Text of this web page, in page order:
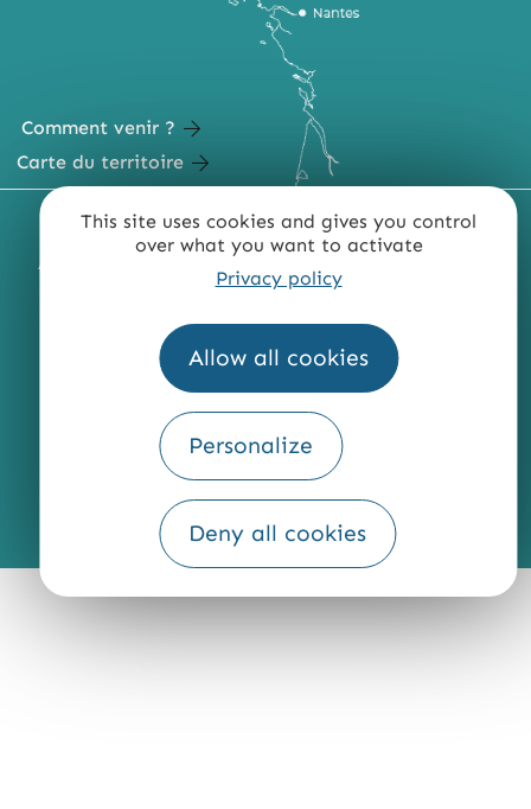
This site uses cookies and gives you control
over what you want to activate
Privacy policy
Allow all cookies
Personalize
Deny all cookies
Comment venir ?
Carte du territoire
MENTIONS LÉGALES PLAN DU SITE
ACCESSIBILITÉ : NON CONFORME
Fourni par